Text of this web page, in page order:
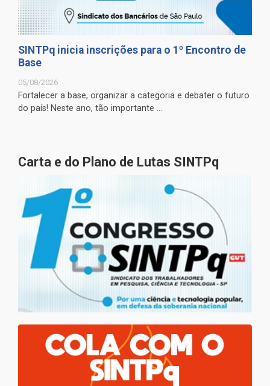
SINTPq inicia inscrições para o 1º Encontro de
Base
05/08/2026
Fortalecer a base, organizar a categoria e debater o futuro
do país! Neste ano, tão importante ...
Carta e do Plano de Lutas SINTPq